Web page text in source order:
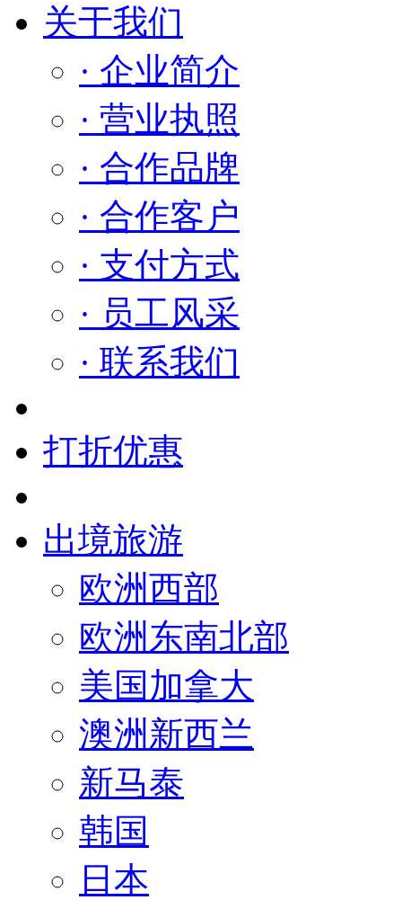
关于我们
· 企业简介
· 营业执照
· 合作品牌
· 合作客户
· 支付方式
· 员工风采
· 联系我们
打折优惠
出境旅游
欧洲西部
欧洲东南北部
美国加拿大
澳洲新西兰
新马泰
韩国
日本